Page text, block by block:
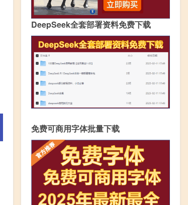
DeepSeek全套部署资料免费下载
免费可商用字体批量下载